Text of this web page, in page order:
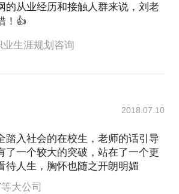
的从业经历和接触人群来说，刘老
！👍
生涯规划咨询
2018.07.10
踏入社会的在校生，老师的话引导
了一个较大的突破，站在了一个更
待人生，胸怀也随之开朗明媚
大公司